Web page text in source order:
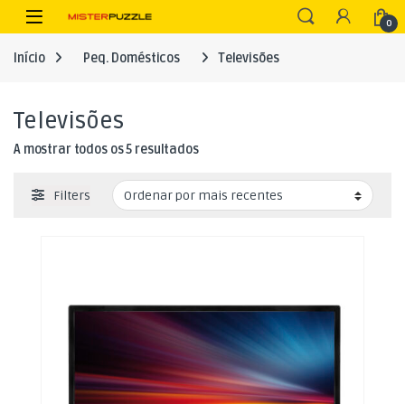
Skip to navigation
Skip to content
Open 0
Início Peq. Domésticos Televisões
Televisões
A mostrar todos os 5 resultadosOrdenado por mais recentes
Filters